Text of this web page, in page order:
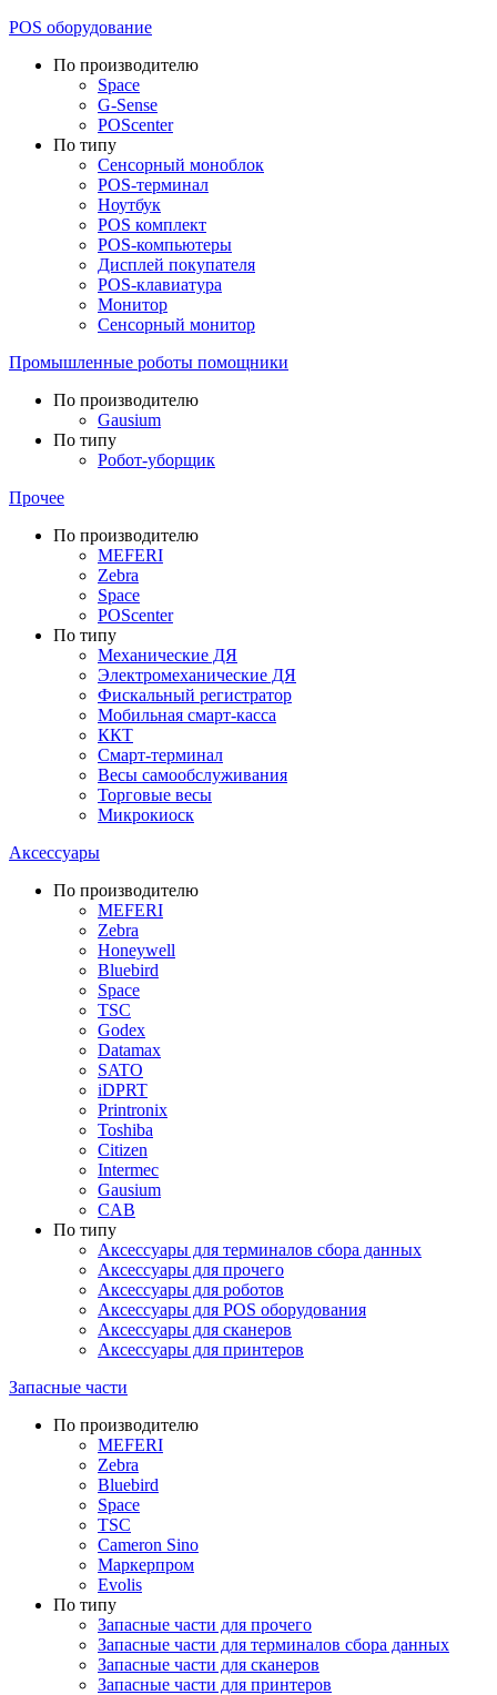
POS оборудование
По производителю
Space
G-Sense
POScenter
По типу
Сенсорный моноблок
POS-терминал
Ноутбук
POS комплект
POS-компьютеры
Дисплей покупателя
POS-клавиатура
Монитор
Сенсорный монитор
Промышленные роботы помощники
По производителю
Gausium
По типу
Робот-уборщик
Прочее
По производителю
MEFERI
Zebra
Space
POScenter
По типу
Механические ДЯ
Электромеханические ДЯ
Фискальный регистратор
Мобильная смарт-касса
ККТ
Смарт-терминал
Весы самообслуживания
Торговые весы
Микрокиоск
Аксессуары
По производителю
MEFERI
Zebra
Honeywell
Bluebird
Space
TSC
Godex
Datamax
SATO
iDPRT
Printronix
Toshiba
Citizen
Intermec
Gausium
CAB
По типу
Аксессуары для терминалов сбора данных
Аксессуары для прочего
Аксессуары для роботов
Аксессуары для POS оборудования
Аксессуары для сканеров
Аксессуары для принтеров
Запасные части
По производителю
MEFERI
Zebra
Bluebird
Space
TSC
Cameron Sino
Маркерпром
Evolis
По типу
Запасные части для прочего
Запасные части для терминалов сбора данных
Запасные части для сканеров
Запасные части для принтеров